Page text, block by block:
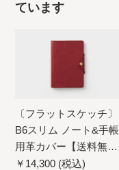
ています
〔フラットスケッチ〕
B6スリム ノート&手帳
用革カバー【送料無
料】
￥14,300 (税込)